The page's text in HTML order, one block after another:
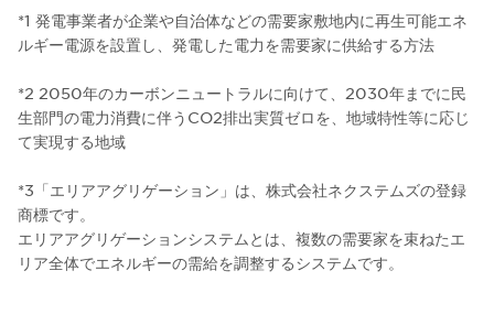
*1 発電事業者が企業や自治体などの需要家敷地内に再生可能エネ
ルギー電源を設置し、発電した電力を需要家に供給する方法
*2 2050年のカーボンニュートラルに向けて、2030年までに民
生部門の電力消費に伴うCO2排出実質ゼロを、地域特性等に応じ
て実現する地域
*3「エリアアグリゲーション」は、株式会社ネクステムズの登録
商標です。
エリアアグリゲーションシステムとは、複数の需要家を束ねたエ
リア全体でエネルギーの需給を調整するシステムです。